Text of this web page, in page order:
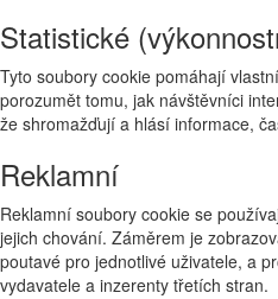
Statistické
Tyto soubory cookie pomáhají
porozumět tomu, jak návštěvníci
že shromažďují a hlásí informace,
Reklamní
Reklamní soubory cookie se
jejich chování. Záměrem je
poutavé pro jednotlivé uživatele, a
vydavatele a inzerenty třetích stran.